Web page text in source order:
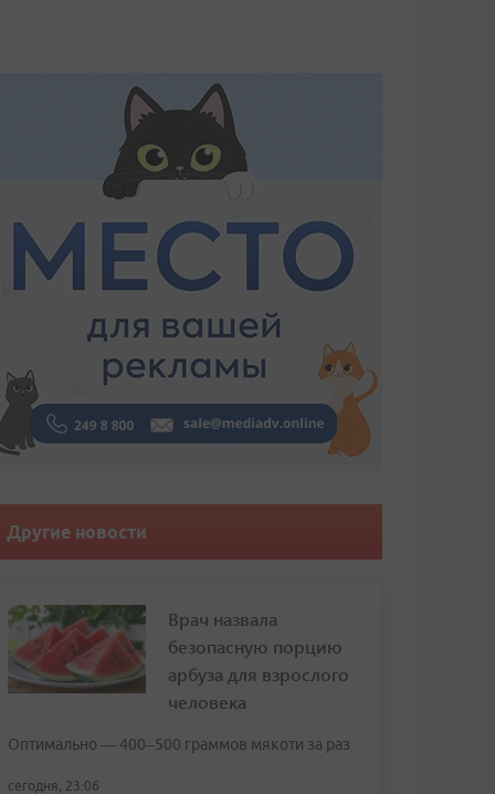
Другие новости
Врач назвала
безопасную порцию
арбуза для взрослого
человека
Оптимально — 400–500 граммов мякоти за раз
сегодня, 23:06